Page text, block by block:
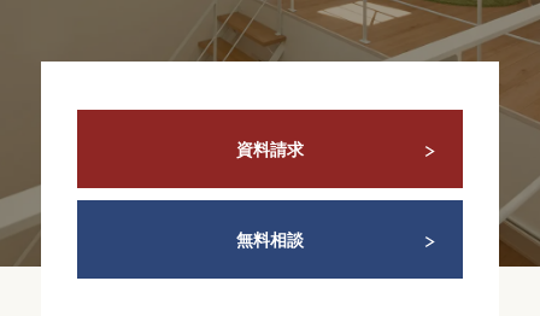
資料請求
無料相談